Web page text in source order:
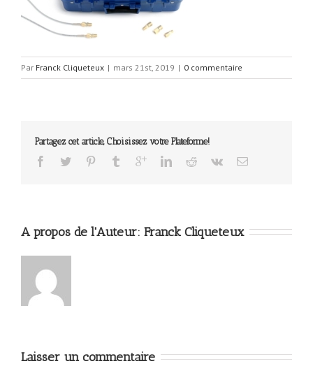
Par Franck Cliqueteux | mars 21st, 2019 | 0 commentaire
Partagez cet article, Choisissez votre Plateforme!
A propos de l'Auteur: Franck Cliqueteux
Laisser un commentaire